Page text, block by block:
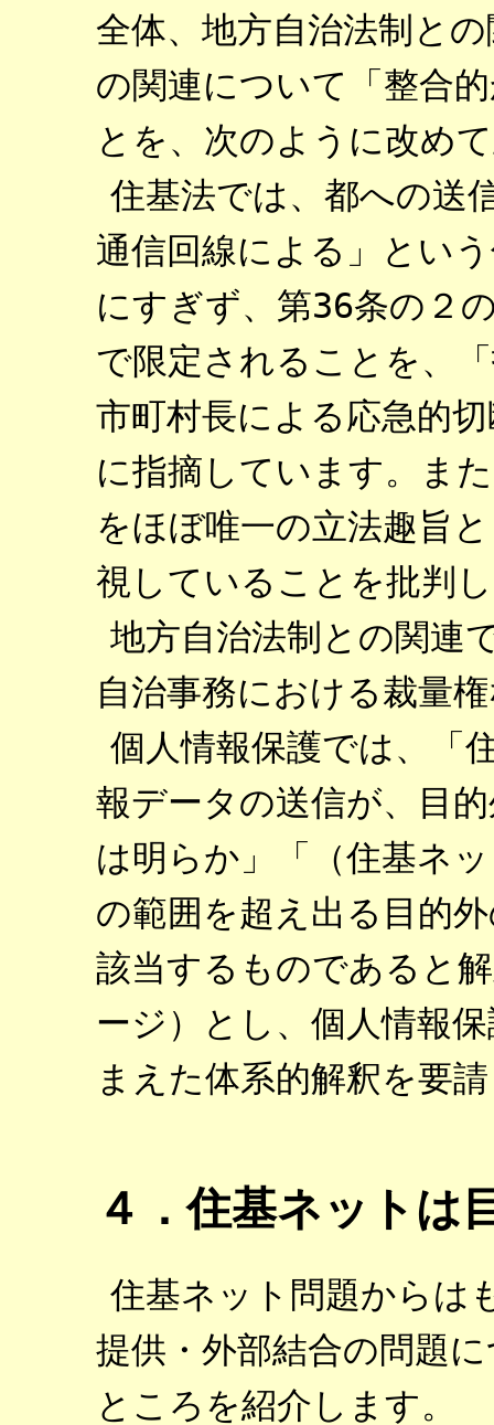
全体、地方自治法制と
の関連について「整合
とを、次のように改め
住基法では、都への送
通信回線による」とい
にすぎず、第36条の２
で限定されることを、
市町村長による応急的
に指摘しています。ま
をほぼ唯一の立法趣旨
視していることを批判
地方自治法制との関連
自治事務における裁量
個人情報保護では、「
報データの送信が、目
は明らか」「（住基ネ
の範囲を超え出る目的
該当するものであると
ージ）とし、個人情報
まえた体系的解釈を要
４．住基ネットは
住基ネット問題からは
提供・外部結合の問題
ところを紹介します。